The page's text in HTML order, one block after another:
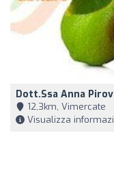
Dott.ssa Anna
12,3km, Vimercate
Visualizza